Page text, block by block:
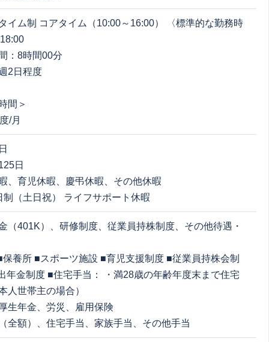
イム制 コアタイム（10:00～16:00） 〈標準的な勤務時
：8時間00分
2日程度
間＞
/月
日
、育児休暇、慶弔休暇、その他休暇
制（土日祝） ライフサポート休暇
（401K）、研修制度、従業員持株制度、その他待遇・
養所 ■スポーツ施設 ■育児支援制度 ■従業員持株会制
年金制度 ■住宅手当： ・満28歳の年齢年度末まで住宅
人世帯主の場合）
生年金、労災、雇用保険
全額）、住宅手当、家族手当、その他手当